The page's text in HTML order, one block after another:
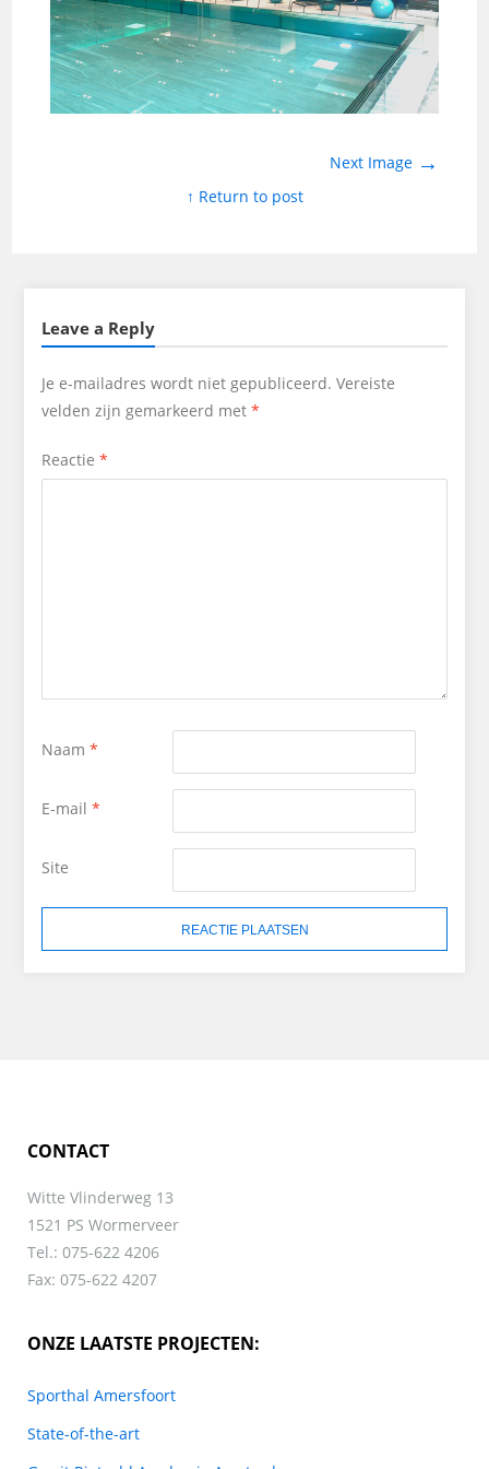
Next Image →
↑ Return to post
Leave a Reply
Je e-mailadres wordt niet gepubliceerd. Vereiste
velden zijn gemarkeerd met *
Reactie *
Naam *
E-mail *
Site
CONTACT
Witte Vlinderweg 13
1521 PS Wormerveer
Tel.: 075-622 4206
Fax: 075-622 4207
ONZE LAATSTE PROJECTEN:
Sporthal Amersfoort
State-of-the-art